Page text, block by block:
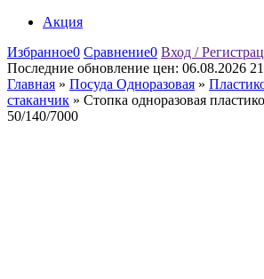
Акция
Избранное0 Сравнение0 Вход /
Последние обновление цен: 06.08.2026
Главная » Посуда Одноразовая »
стаканчик » Стопка одноразовая
50/140/7000